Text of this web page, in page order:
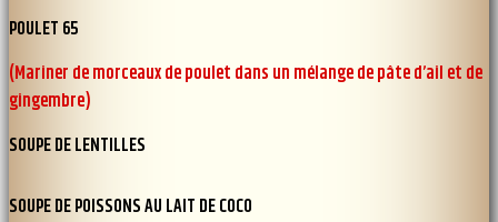
POULET 65
(Mariner de morceaux de poulet dans un mélange de pâte d’ail et de
gingembre)
SOUPE DE LENTILLES
SOUPE DE POISSONS AU LAIT DE COCO